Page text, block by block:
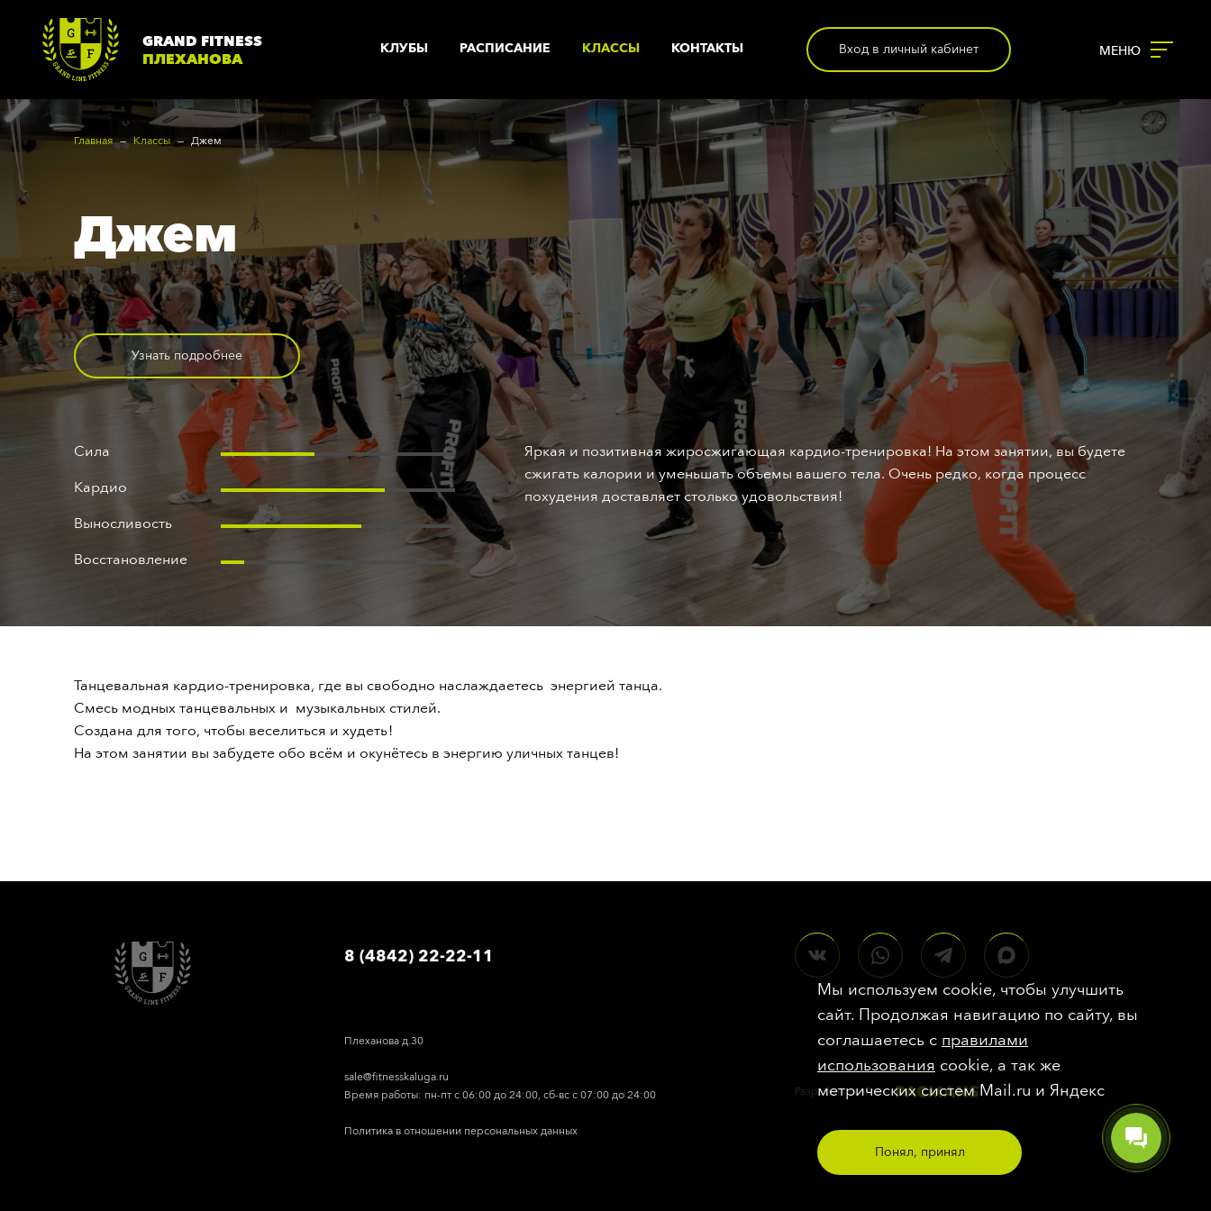
GRAND FITNESS
ПЛЕХАНОВА
КЛУБЫ РАСПИСАНИЕ КЛАССЫ КОНТАКТЫ Вход в личный кабинет МЕНЮ
Плеханова
Вакансии
Согласие
Техника безопасности
Политика
Правила
Оферта
УСЛУГИ
Настольный теннис
Групповые программы
Анализатор состава тела
Банный комплекс
Корпоративный фитнес
Солярий с коллагеновыми
лампами
Солярий
Массажный кабинет
РАСПИСАНИЕ
КЛАССЫ
ЗОНЫ
НОВОСТИ И АКЦИИ
КОНТАКТЫ
РЕКВИЗИТЫ
Главная Классы Джем
Джем
Узнать подробнее
Сила
Кардио
Выносливость
Восстановление
Яркая и позитивная жиросжигающая кардио-тренировка! На этом занятии, вы будете
сжигать калории и уменьшать объемы вашего тела. Очень редко, когда процесс
похудения доставляет столько удовольствия!
Танцевальная кардио-тренировка, где вы свободно наслаждаетесь энергией танца.
Смесь модных танцевальных и музыкальных стилей.
Создана для того, чтобы веселиться и худеть!
На этом занятии вы забудете обо всём и окунётесь в энергию уличных танцев!
8 (4842) 22-22-11
Плеханова д.30
sale@fitnesskaluga.ru
Время работы: пн-пт с 06:00 до 24:00, сб-вс с 07:00 до 24:00
Политика в отношении персональных данных
Разработка сайта—
Мы используем cookie, чтобы улучшить
сайт. Продолжая навигацию по сайту, вы
соглашаетесь с правилами
использования cookie, а так же
метрических систем Mail.ru и Яндекс
Понял, принял